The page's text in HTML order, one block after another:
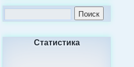
Статистика